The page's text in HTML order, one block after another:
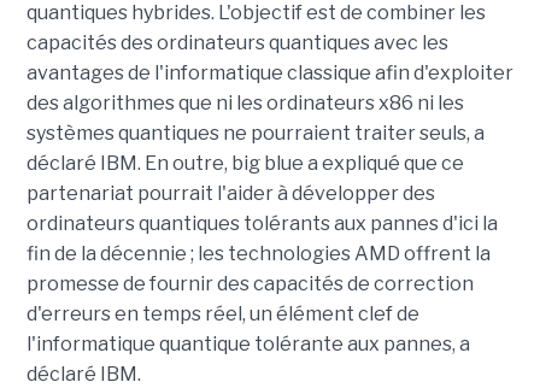
quantiques hybrides. L'objectif est de combiner les
capacités des ordinateurs quantiques avec les
avantages de l'informatique classique afin d'exploiter
des algorithmes que ni les ordinateurs x86 ni les
systèmes quantiques ne pourraient traiter seuls, a
déclaré IBM. En outre, big blue a expliqué que ce
partenariat pourrait l'aider à développer des
ordinateurs quantiques tolérants aux pannes d'ici la
fin de la décennie ; les technologies AMD offrent la
promesse de fournir des capacités de correction
d'erreurs en temps réel, un élément clef de
l'informatique quantique tolérante aux pannes, a
déclaré IBM.